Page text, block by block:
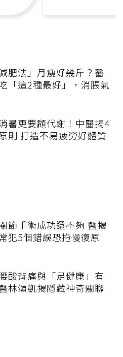
減肥法」月瘦好幾斤？醫
「這2種最好」，消脹氣
暑更要顧代謝！中醫揭4
則 打造不易疲勞好體質
節手術成功還不夠 醫揭
犯5個錯誤恐拖慢復原
酸背痛與「足健康」有
林頌凱揭隱藏神奇關聯